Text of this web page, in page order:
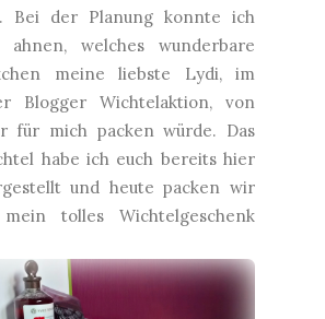
Bei der Planung konnte ich
welches wunderbare
meine liebste Lydi, im
Blogger Wichtelaktion, von
für mich packen würde. Das
habe ich euch bereits hier
und heute packen wir
mein tolles Wichtelgeschenk